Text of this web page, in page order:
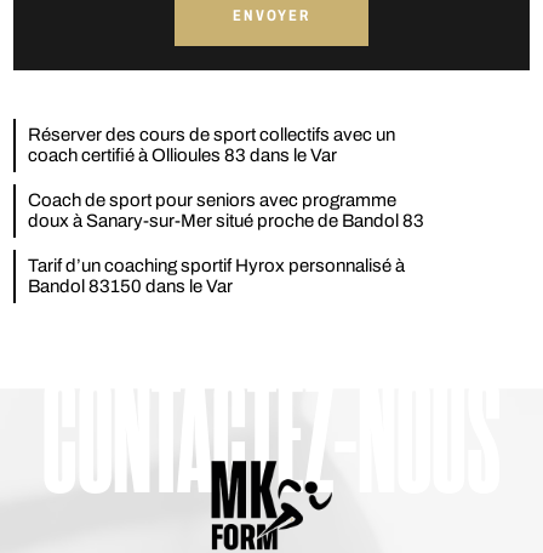
Réserver des cours de sport collectifs avec un
coach certifié à Ollioules 83 dans le Var
Coach de sport pour seniors avec programme
doux à Sanary-sur-Mer situé proche de Bandol 83
Tarif d’un coaching sportif Hyrox personnalisé à
Bandol 83150 dans le Var
CONTACTEZ-NOUS